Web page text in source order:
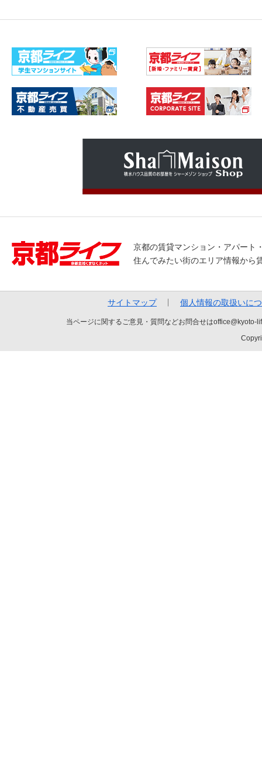
京都の賃貸マンション・アパート
住んでみたい街のエリア情報から
サイトマップ 個人情報の取扱いに
当ページに関するご意見・質問などお問合せは